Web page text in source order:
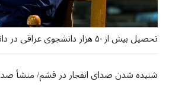
تحصیل بیش از ۵۰ هزار دانشجوی عراقی در دانشگاه‌های ایران
شنیده شدن صدای انفجار در قشم/ منشأ